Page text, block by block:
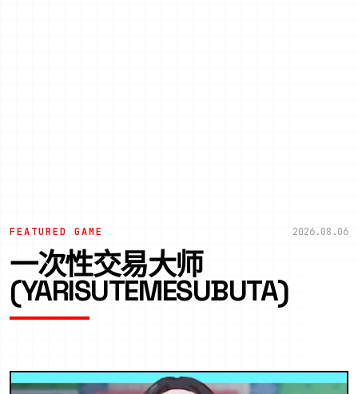
FEATURED GAME 2026.08.06
一次性交易大师
(YARISUTEMESUBUTA)